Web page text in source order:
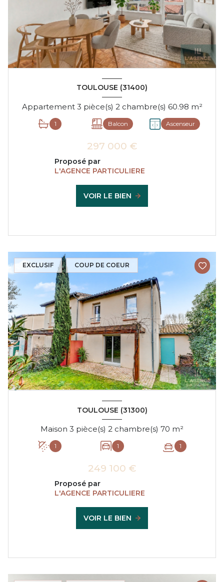
TOULOUSE (31400)
Appartement 3 pièce(s) 2 chambre(s) 60.98 m²
1 Balcon Ascenseur
297 000 €
Proposé par
L'AGENCE PARTICULIERE
VOIR LE BIEN
EXCLUSIF COUP DE COEUR
TOULOUSE (31300)
Maison 3 pièce(s) 2 chambre(s) 70 m²
1 1 1
249 100 €
Proposé par
L'AGENCE PARTICULIERE
VOIR LE BIEN